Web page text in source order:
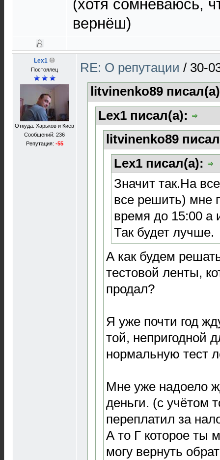
(хотя сомневаюсь,
вернёш)
Lex1
Постоялец
Откуда: Харьков и Киев
Сообщений: 236
Репутация: -55
RE: О репутации / 30-
litvinenko89
Lex1 писал(а):
litvinenko89
Lex1 писал(а):
Значит так.На
все решить) мне
время до 15:00 а
Так будет лучше.
А как будем
тестовой ленты,
продал?
Я уже почти год
той, непригодной
нормальную тест
Мне уже надоело
деньги. (с учётом
переплатил за
А то Г которое ты
могу вернуть